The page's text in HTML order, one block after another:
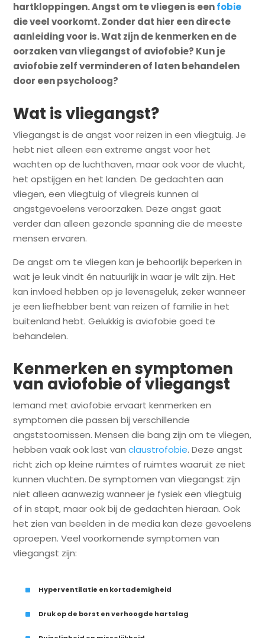
hartkloppingen. Angst om te vliegen is eenfobie
die veel voorkomt. Zonder dat hier een directe
aanleiding voor is. Wat zijn de kenmerken en de
oorzaken van vliegangst of aviofobie? Kun je
aviofobie zelf verminderen of laten behandelen
door een psycholoog?
Wat is vliegangst?
Vliegangst is de angst voor reizen in een vliegtuig. Je
hebt niet alleen een extreme angst voor het
wachten op de luchthaven, maar ook voor de vlucht,
het opstijgen en het landen. De gedachten aan
vliegen, een vliegtuig of vliegreis kunnen al
angstgevoelens veroorzaken. Deze angst gaat
verder dan alleen gezonde spanning die de meeste
mensen ervaren.
De angst om te vliegen kan je behoorlijk beperken in
wat je leuk vindt én natuurlijk in waar je wilt zijn. Het
kan invloed hebben op je levensgeluk, zeker wanneer
je een liefhebber bent van reizen of familie in het
buitenland hebt. Gelukkig is aviofobie goed te
behandelen.
Kenmerken en symptomen
van aviofobie of vliegangst
Iemand met aviofobie ervaart kenmerken en
symptomen die passen bij verschillende
angststoornissen. Mensen die bang zijn om te vliegen,
hebben vaak ook last vanclaustrofobie. Deze angst
richt zich op kleine ruimtes of ruimtes waaruit ze niet
kunnen vluchten. De symptomen van vliegangst zijn
niet alleen aanwezig wanneer je fysiek een vliegtuig
of in stapt, maar ook bij de gedachten hieraan. Ook
het zien van beelden in de media kan deze gevoelens
oproepen. Veel voorkomende symptomen van
vliegangst zijn:
^ Hyperventilatie en kortademigheid
^ Druk op de borst en verhoogde hartslag